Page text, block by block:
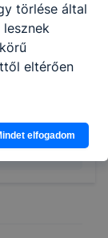
törlése által
eltérően
elfogadom